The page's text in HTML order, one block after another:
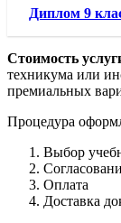
Диплом 9
Стоимость
техникума или
премиальных
Процедура
Выбор
Оплата
Доставка